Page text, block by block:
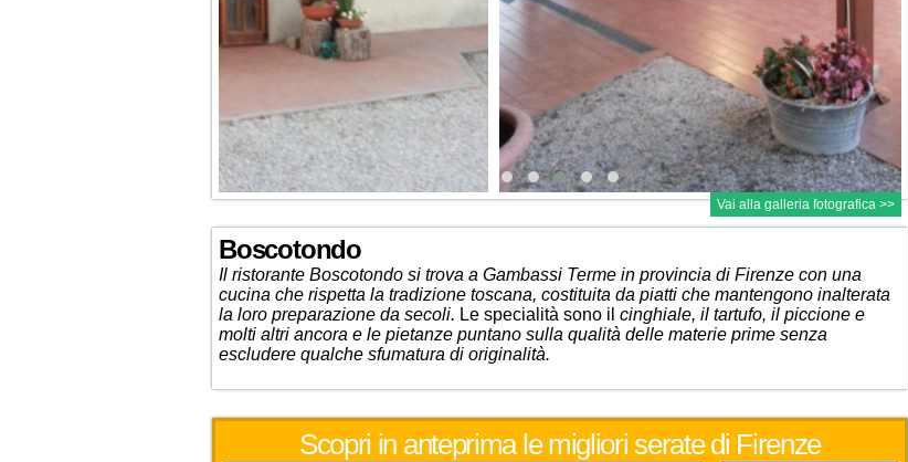
Vai alla galleria fotografica >>
Boscotondo
Il ristorante Boscotondo si trova a Gambassi Terme in provincia di Firenze con una
cucina che rispetta la tradizione toscana, costituita da piatti che mantengono inalterata
la loro preparazione da secoli. Le specialità sono il cinghiale, il tartufo, il piccione e
molti altri ancora e le pietanze puntano sulla qualità delle materie prime senza
escludere qualche sfumatura di originalità.
Scopri in anteprima le migliori serate di Firenze